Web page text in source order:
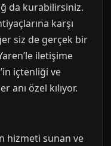
da kurabilirsiniz.
karşı
siz de gerçek bir
iletişime
içtenliği ve
anı özel kılıyor.
hizmeti sunan ve